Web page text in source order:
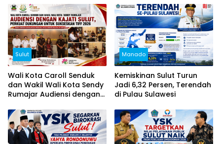
Sulut
Wali Kota Caroll Senduk
dan Wakil Wali Kota Sendy
Rumajar Audiensi dengan
Dukungan untuk Sukseskan
TIFF 2026
Manado
Kemiskinan Sulut Turun
Jadi 6,32 Persen, Terendah
di Pulau Sulawesi